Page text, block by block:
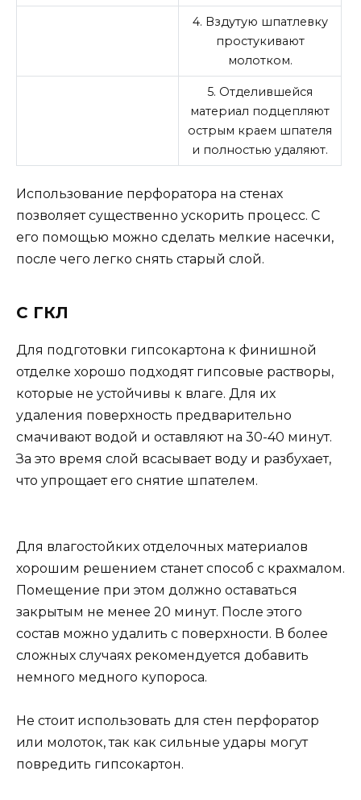
4. Вздутую шпатлевку
простукивают
молотком.
5. Отделившейся
материал подцепляют
острым краем шпателя
и полностью удаляют.
Использование перфоратора на стенах
позволяет существенно ускорить процесс. С
его помощью можно сделать мелкие насечки,
после чего легко снять старый слой.
С ГКЛ
Для подготовки гипсокартона к финишной
отделке хорошо подходят гипсовые растворы,
которые не устойчивы к влаге. Для их
удаления поверхность предварительно
смачивают водой и оставляют на 30-40 минут.
За это время слой всасывает воду и разбухает,
что упрощает его снятие шпателем.
Для влагостойких отделочных материалов
хорошим решением станет способ с крахмалом.
Помещение при этом должно оставаться
закрытым не менее 20 минут. После этого
состав можно удалить с поверхности. В более
сложных случаях рекомендуется добавить
немного медного купороса.
Не стоит использовать для стен перфоратор
или молоток, так как сильные удары могут
повредить гипсокартон.